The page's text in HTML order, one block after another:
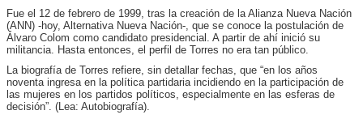
Fue el 12 de febrero de 1999, tras la creación de la Alianza Nueva Nación
(ANN) -hoy, Alternativa Nueva Nación-, que se conoce la postulación de
Álvaro Colom como candidato presidencial. A partir de ahí inició su
militancia. Hasta entonces, el perfil de Torres no era tan público.
La biografía de Torres refiere, sin detallar fechas, que “en los años
noventa ingresa en la política partidaria incidiendo en la participación de
las mujeres en los partidos políticos, especialmente en las esferas de
decisión”. (Lea: Autobiografía).